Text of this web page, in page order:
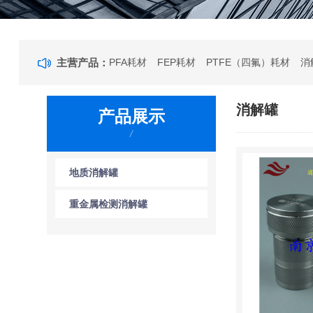
主营产品： PFA耗材 FEP耗材 PTFE（四氟）耗材 消
产品展示
/
地质消解罐
重金属检测消解罐
消解罐